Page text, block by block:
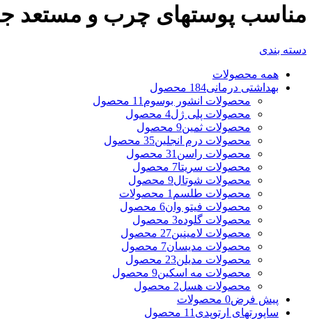
مناسب پوستهای چرب و مستعد
دسته بندی
همه محصولات
بهداشتی درمانی184 محصول
محصولات انشور بوسوم 11 محصول
محصولات پلی ژل4 محصول
محصولات ثمین9 محصول
محصولات درم انجلین35 محصول
محصولات راسن 31 محصول
محصولات سریتا7 محصول
محصولات شوتال9 محصول
محصولات طلسم 1 محصولات
محصولات فیتو وان6 محصول
محصولات گلوده3 محصول
محصولات لامینین27 محصول
محصولات مدیسان7 محصول
محصولات مدیلن23 محصول
محصولات مه اسکین9 محصول
محصولات هسل2 محصول
پیش فرض0 محصولات
ساپورتهای ارتوپدی 11 محصول